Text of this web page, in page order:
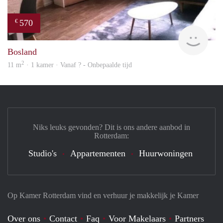
€ 570
Bosland
11 m2 · 1 kamer · Vanaf ? - Onbepaalde tijd
Op Kamer Rotterdam vind en verhuur je makkelijk je Kamer
Over ons Contact Faq Voor Makelaars Partners
Niks leuks gevonden? Dit is ons andere aanbod in
Rotterdam:
Studio's Appartementen Huurwoningen